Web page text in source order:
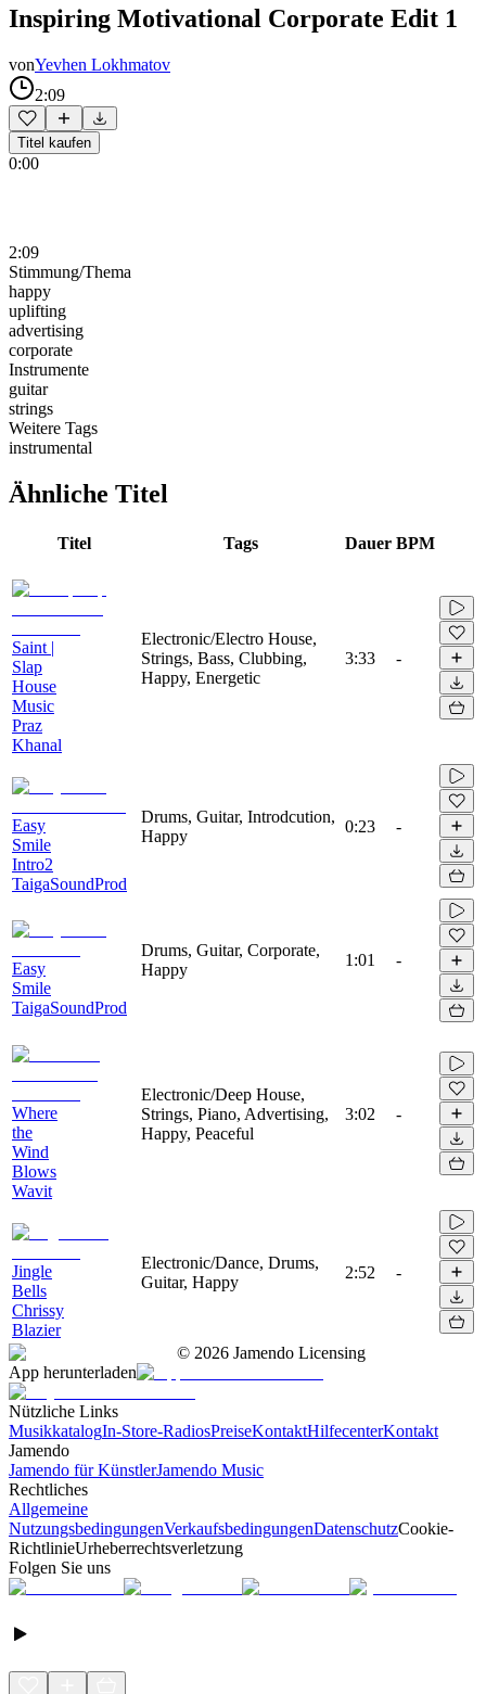
Inspiring Motivational Corporate Edit 1
vonYevhen Lokhmatov
2:09
Titel kaufen
0:00
2:09
Stimmung/Thema
happy
uplifting
advertising
corporate
Instrumente
guitar
strings
Weitere Tags
instrumental
Ähnliche Titel
Titel Tags Dauer BPM
Saint |
Slap
House
Music
Praz
Khanal
Electronic/Electro House,
Strings, Bass, Clubbing,
Happy, Energetic
3:33 -
Easy
Smile
Intro2
TaigaSoundProd
Drums, Guitar, Introdcution,
Happy
0:23 -
Easy
Smile
TaigaSoundProd
Drums, Guitar, Corporate,
Happy
1:01 -
Where
the
Wind
Blows
Wavit
Electronic/Deep House,
Strings, Piano, Advertising,
Happy, Peaceful
3:02 -
Jingle
Bells
Chrissy
Blazier
Electronic/Dance, Drums,
Guitar, Happy
2:52 -
© 2026 Jamendo Licensing
App herunterladen
Nützliche Links
MusikkatalogIn-Store-RadiosPreiseKontaktHilfecenterKontakt
Jamendo
Jamendo für KünstlerJamendo Music
Rechtliches
Allgemeine
NutzungsbedingungenVerkaufsbedingungenDatenschutzCookie-
RichtlinieUrheberrechtsverletzung
Folgen Sie uns